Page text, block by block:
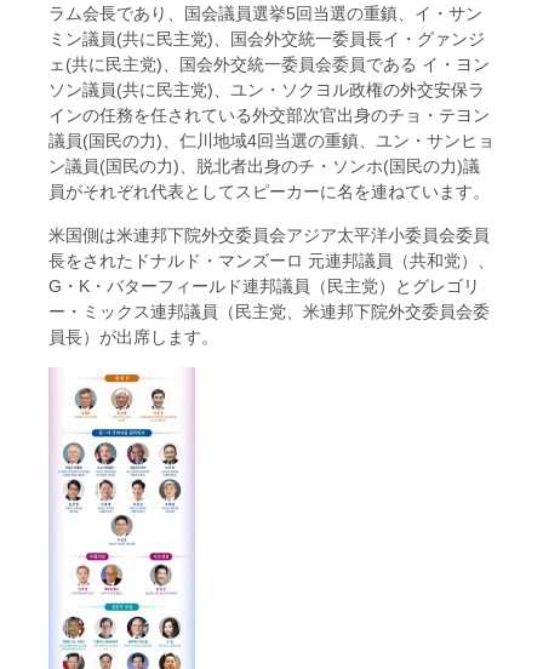
ラム会長であり、国会議員選挙5回当選の重鎮、イ・サン
ミン議員(共に民主党)、国会外交統一委員長イ・グァンジ
ェ(共に民主党)、国会外交統一委員会委員である イ・ヨン
ソン議員(共に民主党)、ユン・ソクヨル政権の外交安保ラ
インの任務を任されている外交部次官出身のチョ・テヨン
議員(国民の力)、仁川地域4回当選の重鎮、ユン・サンヒョ
ン議員(国民の力)、脱北者出身のチ・ソンホ(国民の力)議
員がそれぞれ代表としてスピーカーに名を連ねています。
米国側は米連邦下院外交委員会アジア太平洋小委員会委員
長をされたドナルド・マンズーロ 元連邦議員（共和党）、
G・K・バターフィールド連邦議員（民主党）とグレゴリ
ー・ミックス連邦議員（民主党、米連邦下院外交委員会委
員長）が出席します。